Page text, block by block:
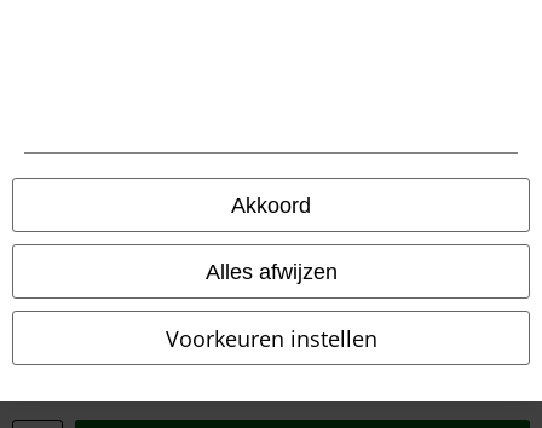
Akkoord
Alles afwijzen
Voorkeuren instellen
Alle prijzen incl.wettelijke BTW
© 1986-2026 Large Popmerchandising BV
Onze online shops